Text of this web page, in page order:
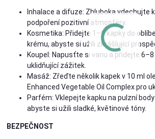
Inhalace a difuze: Zhluboka vdechujte
podpoření pozitivní atmosféry.
Kosmetika: Přidejte 1–2 kapky do
krému, abyste si užili zkrášlující
Koupel: Napusťte si vanu a přidejte
uklidňující zážitek.
Masáž: Zřeďte několik kapek v 10 ml
Enhanced Vegetable Oil Complex pro
Parfém: Vklepejte kapku na pulzní
abyste si užili sladké, květinové tóny.
BEZPEČNOST